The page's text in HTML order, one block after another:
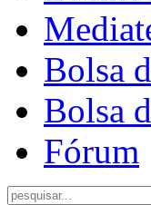
Bolsa
Bolsa
Fórum